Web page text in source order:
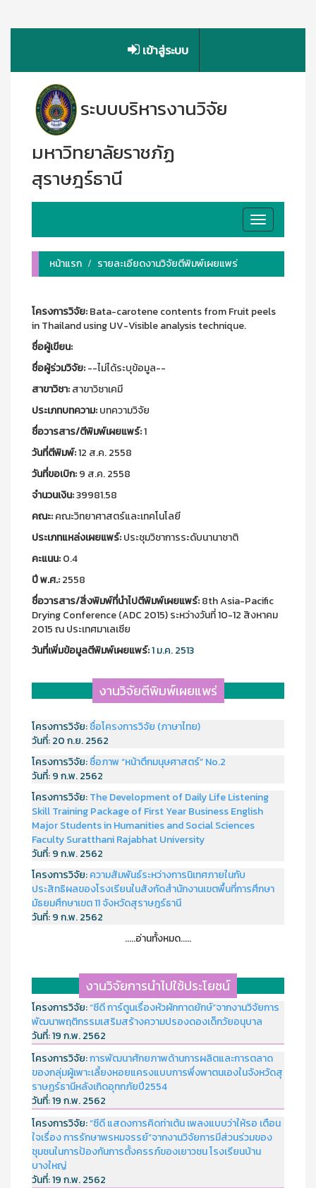
เข้าสู่ระบบ
ระบบบริหารงานวิจัย
มหาวิทยาลัยราชภัฏ
สุราษฎร์ธานี
Toggle
navigation
หน้าแรก
รายละเอียดงานวิจัยตีพิมพ์เผยแพร่
โครงการวิจัย:Bata-carotene contents from Fruit peels
in Thailand using UV-Visible analysis technique.
ชื่อผู้เขียน:
ชื่อผู้ร่วมวิจัย:--ไม่ได้ระบุข้อมูล--
สาขาวิชา:สาขาวิชาเคมี
ประเภทบทความ:บทความวิจัย
ชื่อวารสาร/ตีพิมพ์เผยแพร์:1
วันที่ตีพิมพ์:12 ส.ค. 2558
วันที่ขอเบิก:9 ส.ค. 2558
จำนวนเงิน:39981.58
คณะ:คณะวิทยาศาสตร์และเทคโนโลยี
ประเภทแหล่งเผยแพร์:ประชุมวิชาการระดับนานาชาติ
คะแนน:0.4
ปี พ.ศ.:2558
ชื่อวารสาร/สิ่งพิมพ์ที่นำไปตีพิมพ์เผยแพร์:8th Asia-Pacific
Drying Conference (ADC 2015) ระหว่างวันที่ 10-12 สิงหาคม
2015 ณ ประเทศมาเลเซีย
วันที่เพิ่มข้อมูลตีพิมพ์เผยแพร์:1 ม.ค. 2513
งานวิจัยตีพิมพ์เผยแพร่
โครงการวิจัย:ชื่อโครงการวิจัย (ภาษาไทย)
วันที่:20 ก.ย. 2562
โครงการวิจัย:ชื่อภาพ “หน้าตึกมนุษศาสตร์” No.2
วันที่:9 ก.พ. 2562
โครงการวิจัย:The Development of Daily Life Listening
Skill Training Package of First Year Business English
Major Students in Humanities and Social Sciences
Faculty Suratthani Rajabhat University
วันที่:9 ก.พ. 2562
โครงการวิจัย:ความสัมพันธ์ระหว่างการนิเทศภายในกับ
ประสิทธิผลของโรงเรียนในสังกัดสำนักงานเขตพื้นที่การศึกษา
มัธยมศึกษาเขต 11 จังหวัดสุราษฎร์ธานี
วันที่:9 ก.พ. 2562
.....อ่านทั้งหมด.....
งานวิจัยการนำไปใช้ประโยชน์
โครงการวิจัย:“ซีดี การ์ตูนเรื่องหัวผักกาดยักษ์”จากงานวิจัยการ
พัฒนาพฤติกรรมเสริมสร้างความปรองดองเด็กวัยอนุบาล
วันที่:19 ก.พ. 2562
โครงการวิจัย:การพัฒนาศักยภาพด้านการผลิตและการตลาด
ของกลุ่มผู้เพาะเลี้ยงหอยแครงแบบการพึ่งพาตนเองในจังหวัดสุ
ราษฏร์ธานีหลังเกิดอุทกภัยปี2554
วันที่:19 ก.พ. 2562
โครงการวิจัย:“ซีดี แสดงการคิดท่าเต้น เพลงแบบว่าให้รอ เตือน
ใจเรื่อง การรักษาพรหมจรรย์”จากงานวิจัยการมีส่วนร่วมของ
ชุมชนในการป้องกันการตั้งครรภ์ของเยาวชน โรงเรียนบ้าน
บางใหญ่
วันที่:19 ก.พ. 2562